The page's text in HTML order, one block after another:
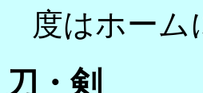
度はホーム
刀・剣